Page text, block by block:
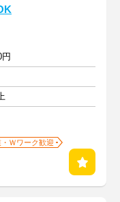
Ｗワーク歓迎